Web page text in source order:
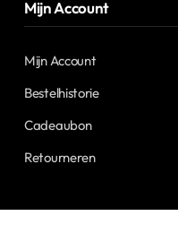
Mijn Account
Mijn Account
Bestelhistorie
Cadeaubon
Retourneren